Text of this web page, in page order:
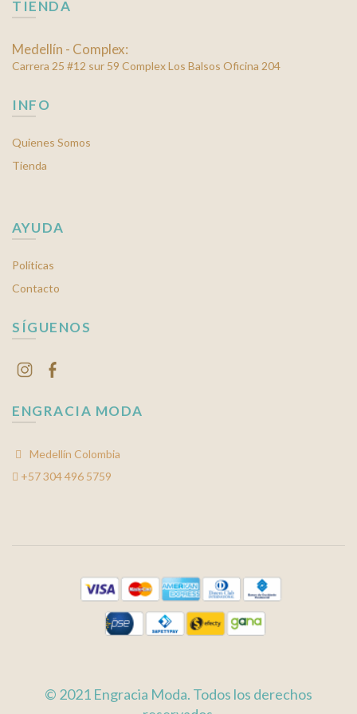
TIENDA
Medellín - Complex:
Carrera 25 #12 sur 59 Complex Los Balsos Oficina 204
INFO
Quienes Somos
Tienda
AYUDA
Políticas
Contacto
SÍGUENOS
ENGRACIA MODA
Medellín Colombia
+57 304 496 5759
© 2021 Engracia Moda. Todos los derechos